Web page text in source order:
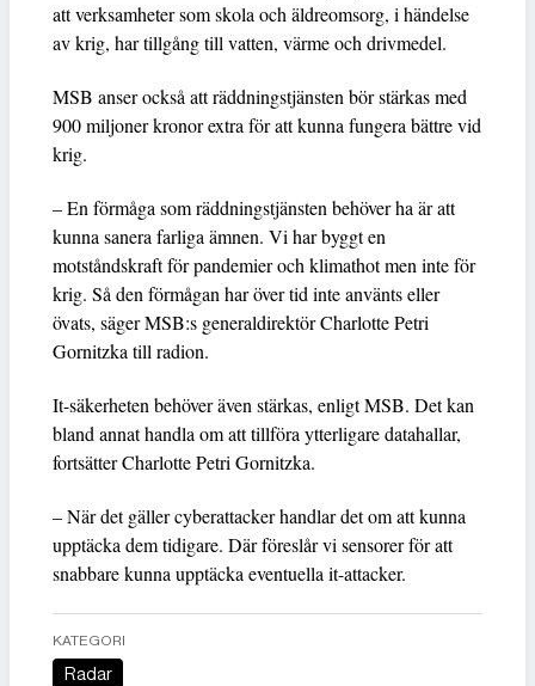
att verksamheter som skola och äldreomsorg, i händelse
av krig, har tillgång till vatten, värme och drivmedel.
MSB anser också att räddningstjänsten bör stärkas med
900 miljoner kronor extra för att kunna fungera bättre vid
krig.
– En förmåga som räddningstjänsten behöver ha är att
kunna sanera farliga ämnen. Vi har byggt en
motståndskraft för pandemier och klimathot men inte för
krig. Så den förmågan har över tid inte använts eller
övats, säger MSB:s generaldirektör Charlotte Petri
Gornitzka till radion.
It-säkerheten behöver även stärkas, enligt MSB. Det kan
bland annat handla om att tillföra ytterligare datahallar,
fortsätter Charlotte Petri Gornitzka.
– När det gäller cyberattacker handlar det om att kunna
upptäcka dem tidigare. Där föreslår vi sensorer för att
snabbare kunna upptäcka eventuella it-attacker.
KATEGORI
Radar